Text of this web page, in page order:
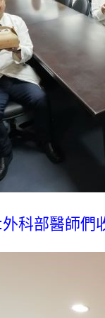
科部醫師們